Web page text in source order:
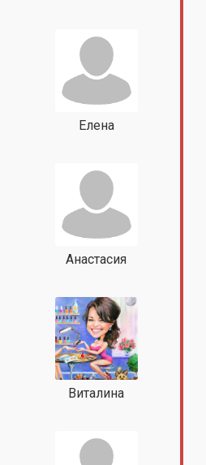
Елена
Анастасия
Виталина